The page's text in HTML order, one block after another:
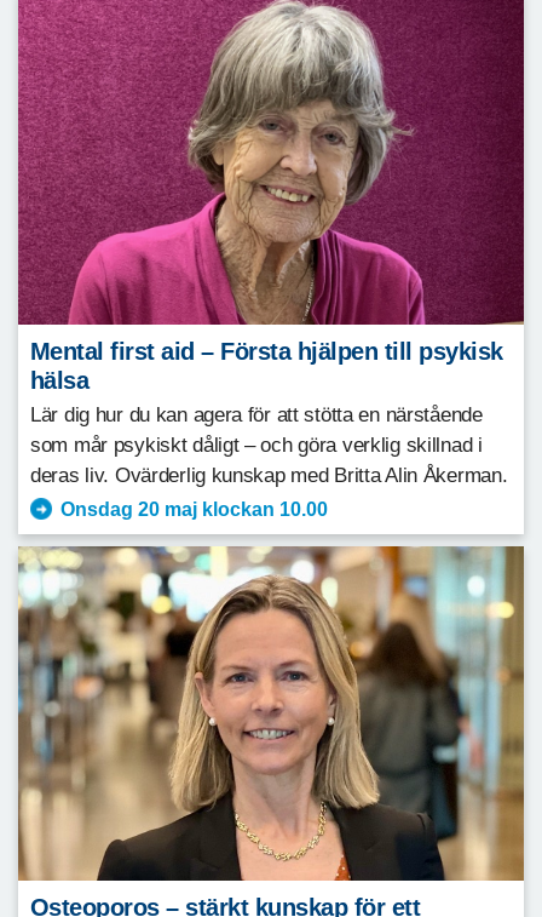
Mental first aid – Första hjälpen till psykisk
hälsa
Lär dig hur du kan agera för att stötta en närstående
som mår psykiskt dåligt – och göra verklig skillnad i
deras liv. Ovärderlig kunskap med Britta Alin Åkerman.
Onsdag 20 maj klockan 10.00
Osteoporos – stärkt kunskap för ett